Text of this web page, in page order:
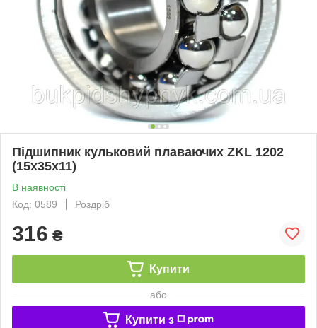
Підшипник кульковий плаваючих ZKL 1202
(15x35x11)
В наявності
Код: 0589
Роздріб
316 ₴
Купити
або
Купити з